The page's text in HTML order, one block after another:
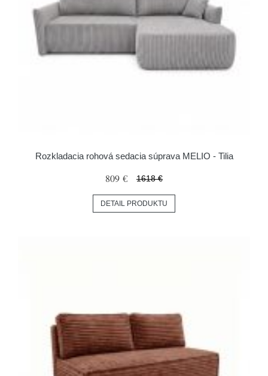
Rozkladacia rohová sedacia súprava MELIO - Tilia
809 € 1618 €
DETAIL PRODUKTU